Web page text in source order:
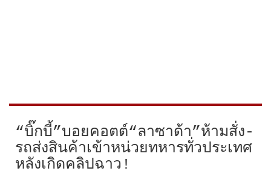
“บิ๊กบี้”บอยคอตต์“ลาซาด้า”ห้ามสั่ง-
รถส่งสินค้าเข้าหน่วยทหารทั่วประเทศ
หลังเกิดคลิปฉาว!